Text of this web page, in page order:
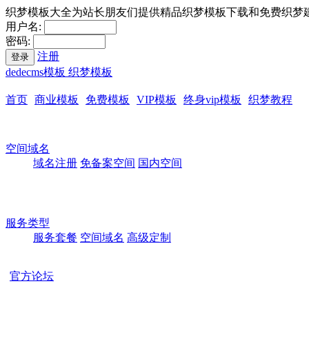
织梦模板大全为站长朋友们提供精品织梦模板下载和免费织梦
用户名:
密码:
登录
注册
dedecms模板 织梦模板
首页 商业模板 免费模板 VIP模板 终身vip模板 织梦教程
空间域名
域名注册 免备案空间 国内空间
服务类型
服务套餐 空间域名 高级定制
官方论坛